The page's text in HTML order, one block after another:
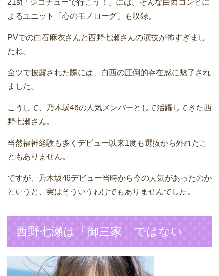
21st「ジコチューで行こう！」には、そんな白西コンビに
よるユニット「心のモノローグ」も収録。
PVでの白石麻衣さんと西野七瀬さんの演技が怖すぎまし
たね。
全ツで披露された際には、白西の圧倒的存在感に魅了され
ました。
こうして、乃木坂46の人気メンバーとして活躍してきた西
野七瀬さん。
当然福神経験も多くデビュー以来1度も選抜から外れたこ
ともありません。
ですが、乃木坂46デビュー当時から今の人気があったのか
というと、実はそういうわけでもありませんでした。
西野七瀬は「御三家」ではない